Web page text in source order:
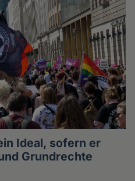
Ideal, sofern er
Grundrechte